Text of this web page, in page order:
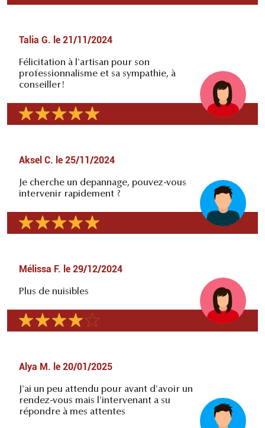
Talia G. le 21/11/2024
Félicitation à l'artisan pour son
professionnalisme et sa sympathie, à
conseiller!
Aksel C. le 25/11/2024
Je cherche un depannage, pouvez-vous
intervenir rapidement ?
Mélissa F. le 29/12/2024
Plus de nuisibles
Alya M. le 20/01/2025
J'ai un peu attendu pour avant d'avoir un
rendez-vous mais l'intervenant a su
répondre à mes attentes